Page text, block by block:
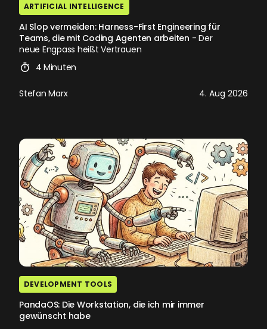
ARTIFICIAL INTELLIGENCE
AI Slop vermeiden: Harness-First Engineering für
Teams, die mit Coding Agenten arbeiten - Der
neue Engpass heißt Vertrauen
4 Minuten
Stefan Marx 4. Aug 2026
DEVELOPMENT TOOLS
PandaOS: Die Workstation, die ich mir immer
gewünscht habe